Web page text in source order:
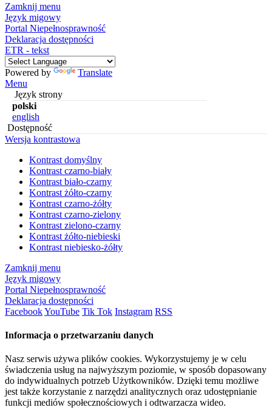
Zamknij menu
Język migowy
Portal Niepełnosprawność
Deklaracja dostępności
ETR - tekst
Powered by
Translate
Menu
Język strony
polski
english
Dostępność
Wersja kontrastowa
Kontrast domyślny
Kontrast czarno-biały
Kontrast biało-czarny
Kontrast żółto-czarny
Kontrast czarno-żółty
Kontrast czarno-zielony
Kontrast zielono-czarny
Kontrast żółto-niebieski
Kontrast niebiesko-żółty
Zamknij menu
Język migowy
Portal Niepełnosprawność
Deklaracja dostępności
FacebookYouTube Tik Tok Instagram RSS
Informacja o przetwarzaniu danych
Nasz serwis używa plików cookies. Wykorzystujemy je w celu
świadczenia usług na najwyższym poziomie, w sposób dopasowany
do indywidualnych potrzeb Użytkowników. Dzięki temu możliwe
jest także korzystanie z narzędzi analitycznych oraz udostępnianie
funkcji mediów społecznościowych i odtwarzacza wideo.